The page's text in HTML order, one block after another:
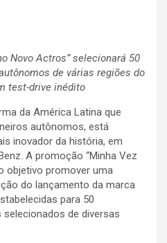
Novo Actros” selecionará 50
de várias regiões do
test-drive inédito
da América Latina que
autônomos, está
inovador da história, em
A promoção “Minha Vez
objetivo promover uma
do lançamento da marca
para 50
de diversas